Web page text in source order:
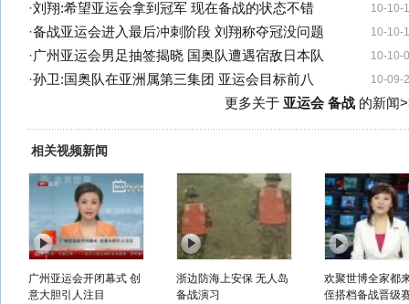
10-10-
·刘翔:希望亚运会拿到冠军 现在备战的状态不错
10-10-
·备战亚运会进入最后冲刺阶段 刘翔称夺冠没问题
10-10-
·广州亚运会男足抽签揭晓 国奥队遭遇宿敌日本队
10-09-
·孙卫:国奥队在亚洲属第三集团 亚运会目标前八
更多关于 亚运会 备战的新闻
相关视频新闻
广州亚运会开闭幕式 创
意大胆引人注目
浙边防海上安保 无人岛
备战演习
欢聚世博全家都
侄搭档备战晋级